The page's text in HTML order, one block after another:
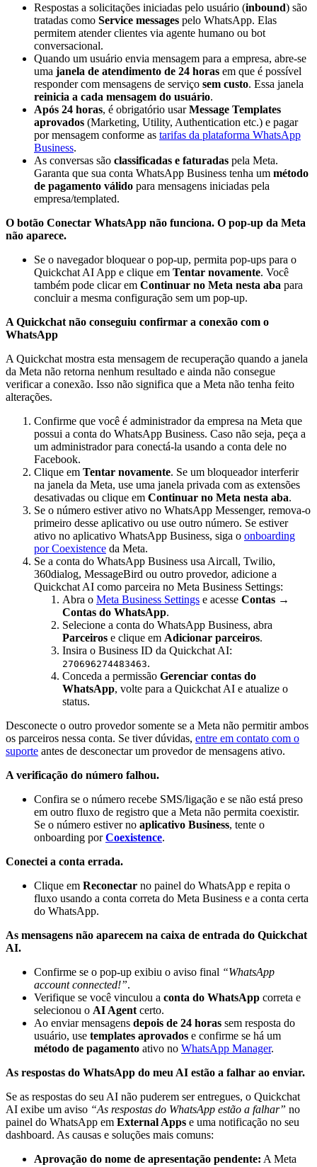
Respostas a solicitações iniciadas pelo usuário (inbound) são
tratadas como Service messages pelo WhatsApp. Elas
permitem atender clientes via agente humano ou bot
conversacional.
Quando um usuário envia mensagem para a empresa, abre-se
uma janela de atendimento de 24 horas em que é possível
responder com mensagens de serviço sem custo. Essa janela
reinicia a cada mensagem do usuário.
Após 24 horas, é obrigatório usarMessage Templates
aprovados (Marketing, Utility, Authentication etc.) e pagar
por mensagem conforme as tarifas da plataforma WhatsApp
Business.
As conversas são classificadas e faturadas pela Meta.
Garanta que sua conta WhatsApp Business tenha um método
de pagamento válido para mensagens iniciadas pela
empresa/templated.
O botão Conectar WhatsApp não funciona. O pop-up da Meta
não aparece.
Se o navegador bloquear o pop-up, permita pop-ups para o
Quickchat AI App e clique em Tentar novamente. Você
também pode clicar em Continuar no Meta nesta aba para
concluir a mesma configuração sem um pop-up.
A Quickchat não conseguiu confirmar a conexão com o
WhatsApp
A Quickchat mostra esta mensagem de recuperação quando a janela
da Meta não retorna nenhum resultado e ainda não consegue
verificar a conexão. Isso não significa que a Meta não tenha feito
alterações.
Confirme que você é administrador da empresa na Meta que
possui a conta do WhatsApp Business. Caso não seja, peça a
um administrador para conectá-la usando a conta dele no
Facebook.
Clique em Tentar novamente. Se um bloqueador interferir
na janela da Meta, use uma janela privada com as extensões
desativadas ou clique em Continuar no Meta nesta aba.
Se o número estiver ativo no WhatsApp Messenger, remova-o
primeiro desse aplicativo ou use outro número. Se estiver
ativo no aplicativo WhatsApp Business, siga o onboarding
por Coexistence da Meta.
Se a conta do WhatsApp Business usa Aircall, Twilio,
360dialog, MessageBird ou outro provedor, adicione a
Quickchat AI como parceira no Meta Business Settings:
Abra o Meta Business Settings e acesse Contas →
Contas do WhatsApp.
Selecione a conta do WhatsApp Business, abra
Parceiros e clique em Adicionar parceiros.
Insira o Business ID da Quickchat AI:
270696274483463.
Conceda a permissão Gerenciar contas do
WhatsApp, volte para a Quickchat AI e atualize o
status.
Desconecte o outro provedor somente se a Meta não permitir ambos
os parceiros nessa conta. Se tiver dúvidas, entre em contato com o
suporte antes de desconectar um provedor de mensagens ativo.
A verificação do número falhou.
Confira se o número recebe SMS/ligação e se não está preso
em outro fluxo de registro que a Meta não permita coexistir.
Se o número estiver no aplicativo Business, tente o
onboarding porCoexistence.
Conectei a conta errada.
Clique em Reconectar no painel do WhatsApp e repita o
fluxo usando a conta correta do Meta Business e a conta certa
do WhatsApp.
As mensagens não aparecem na caixa de entrada do Quickchat
AI.
Confirme se o pop-up exibiu o aviso final “WhatsApp
account connected!”.
Verifique se você vinculou a conta do WhatsApp correta e
selecionou o AI Agent certo.
Ao enviar mensagens depois de 24 horas sem resposta do
usuário, use templates aprovados e confirme se há um
método de pagamento ativo no WhatsApp Manager.
As respostas do WhatsApp do meu AI estão a falhar ao enviar.
Se as respostas do seu AI não puderem ser entregues, o Quickchat
AI exibe um aviso “As respostas do WhatsApp estão a falhar” no
painel do WhatsApp em External Apps e uma notificação no seu
dashboard. As causas e soluções mais comuns:
Aprovação do nome de apresentação pendente: A Meta